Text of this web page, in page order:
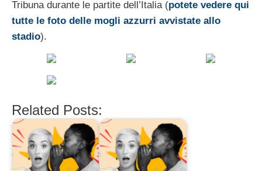
Tribuna durante le partite dell’Italia (potete vedere qui
tutte le foto delle mogli azzurri avvistate allo
stadio).
Related Posts: